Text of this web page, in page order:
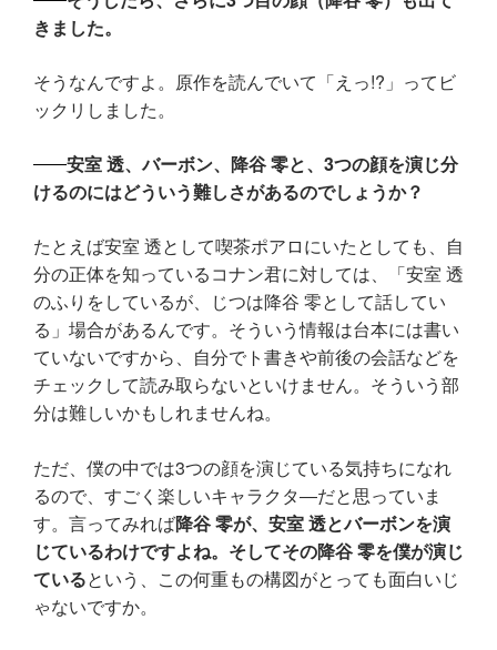
きました。
そうなんですよ。原作を読んでいて「えっ!?」ってビ
ックリしました。
安室 透、バーボン、降谷 零と、3つの顔を演じ分
けるのにはどういう難しさがあるのでしょうか？
たとえば安室 透として喫茶ポアロにいたとしても、自
分の正体を知っているコナン君に対しては、「安室 透
のふりをしているが、じつは降谷 零として話してい
る」場合があるんです。そういう情報は台本には書い
ていないですから、自分でト書きや前後の会話などを
チェックして読み取らないといけません。そういう部
分は難しいかもしれませんね。
ただ、僕の中では3つの顔を演じている気持ちになれ
るので、すごく楽しいキャラクタ―だと思っていま
す。言ってみれば降谷 零が、安室 透とバーボンを演
じているわけですよね。そしてその降谷 零を僕が演じ
ているという、この何重もの構図がとっても面白いじ
ゃないですか。